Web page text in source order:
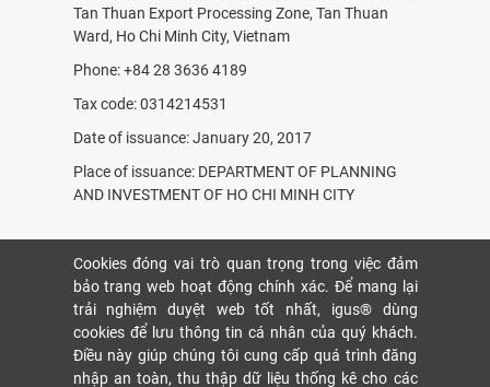
Tan Thuan Export Processing Zone, Tan Thuan
Ward, Ho Chi Minh City, Vietnam
Phone: +84 28 3636 4189
Tax code: 0314214531
Date of issuance: January 20, 2017
Place of issuance: DEPARTMENT OF PLANNING
AND INVESTMENT OF HO CHI MINH CITY
Cookies đóng vai trò quan trọng trong việc đảm
bảo trang web hoạt động chính xác. Để mang lại
trải nghiệm duyệt web tốt nhất, igus® dùng
cookies để lưu thông tin cá nhân của quý khách.
Điều này giúp chúng tôi cung cấp quá trình đăng
nhập an toàn, thu thập dữ liệu thống kê cho các